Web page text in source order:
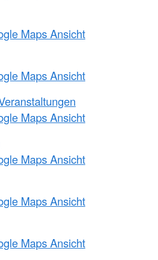
Maps Ansicht
Maps Ansicht
Maps Ansicht
Maps Ansicht
Maps Ansicht
Maps Ansicht